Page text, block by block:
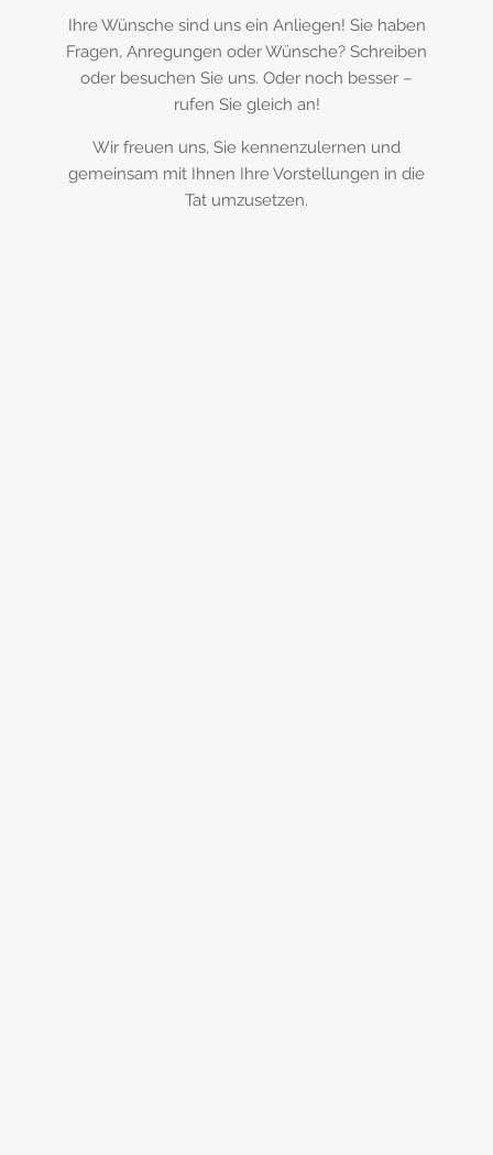
Ihre Wünsche sind uns ein Anliegen! Sie haben
Fragen, Anregungen oder Wünsche? Schreiben
oder besuchen Sie uns. Oder noch besser –
rufen Sie gleich an!
Wir freuen uns, Sie kennenzulernen und
gemeinsam mit Ihnen Ihre Vorstellungen in die
Tat umzusetzen.